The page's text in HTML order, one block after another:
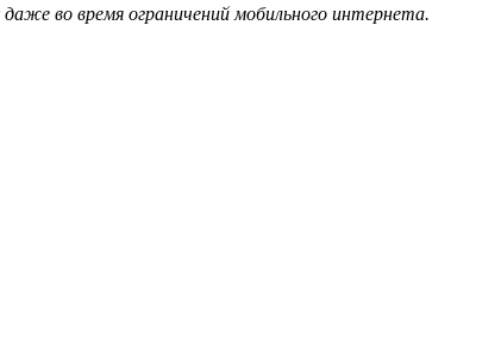
во время ограничений мобильного интернета.